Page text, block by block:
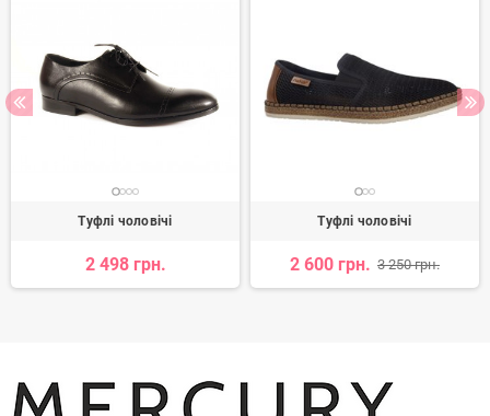
Туфлі чоловічі
2 498 грн.
Туфлі чоловічі
2 600 грн. 3 250 грн.